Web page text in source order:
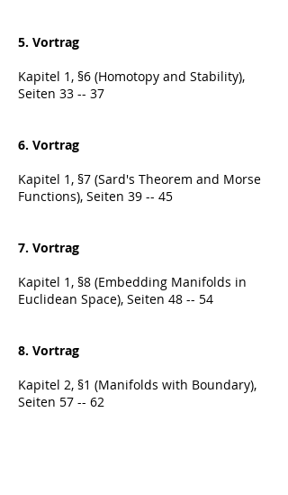
5. Vortrag
Kapitel 1, §6 (Homotopy and Stability),
Seiten 33 -- 37
6. Vortrag
Kapitel 1, §7 (Sard's Theorem and Morse
Functions), Seiten 39 -- 45
7. Vortrag
Kapitel 1, §8 (Embedding Manifolds in
Euclidean Space), Seiten 48 -- 54
8. Vortrag
Kapitel 2, §1 (Manifolds with Boundary),
Seiten 57 -- 62